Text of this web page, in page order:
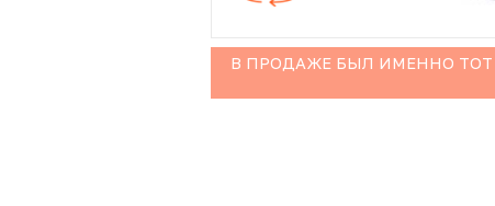
В ПРОДАЖЕ БЫЛ ИМЕННО